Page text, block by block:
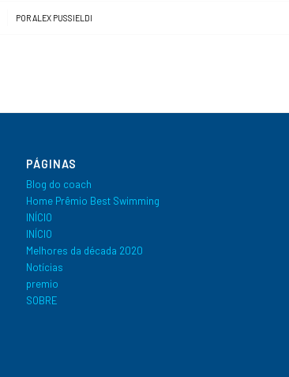
POR ALEX PUSSIELDI
PÁGINAS
Blog do coach
Home Prêmio Best Swimming
INÍCIO
INÍCIO
Melhores da década 2020
Notícias
premio
SOBRE